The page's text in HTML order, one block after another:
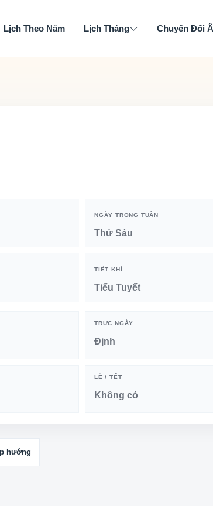
Lịch Theo Năm Lịch Tháng Chuyển Đổi
NGÀY TRONG TUẦN
Thứ Sáu
TIẾT KHÍ
Tiểu Tuyết
TRỰC NGÀY
Định
LỄ / TẾT
Không có
hướng